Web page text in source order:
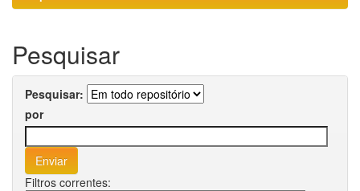
Pesquisar
Pesquisar:
por
Filtros correntes: